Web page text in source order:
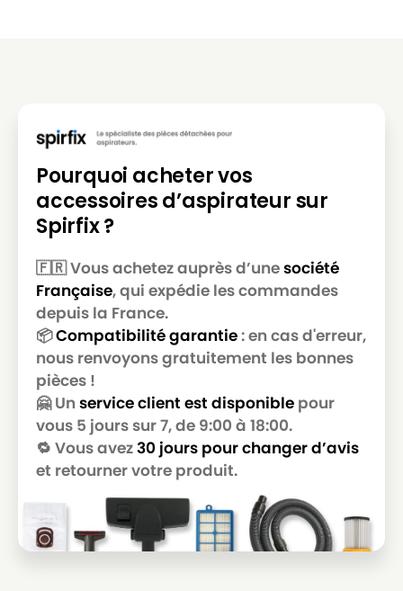
Pourquoi acheter vos
accessoires d’aspirateur sur
Spirfix ?
🇫🇷 Vous achetez auprès d’unesociété
Française, qui expédie les commandes
depuis la France.
📦Compatibilité garantie: en cas d'erreur,
nous renvoyons gratuitement les bonnes
pièces !
🤗 Un service client est disponible pour
vous 5 jours sur 7, de 9:00 à 18:00.
🔁 Vous avez30 jours pour changer d’avis
et retourner votre produit.